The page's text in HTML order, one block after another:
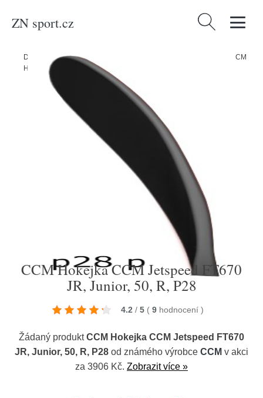
ZN sport.cz Vyhledávání
Domů Produkty/Sport a outdoor
CCM
Hokejka CCM Jetspeed FT670 JR, Junior, 50, R, P28
CCM Hokejka CCM Jetspeed FT670
JR, Junior, 50, R, P28
4.2 / 5 ( 9 hodnocení )
Žádaný produktCCM Hokejka CCM Jetspeed FT670
JR, Junior, 50, R, P28 od známého výrobce CCM v akci
za 3906 Kč. Zobrazit více »